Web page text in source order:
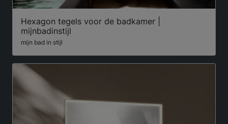
Hexagon tegels voor de badkamer |
mijnbadinstijl
mijn bad in stijl